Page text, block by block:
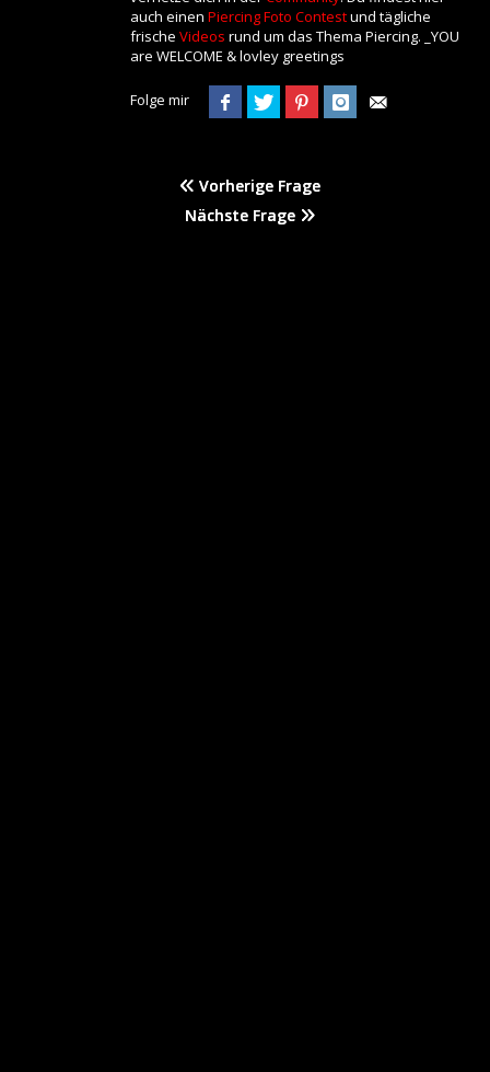
auch einen Piercing Foto Contestund tägliche
frische Videos rund um das Thema Piercing. _YOU
are WELCOME & lovley greetings
Folge mir
Vorherige Frage
Nächste Frage